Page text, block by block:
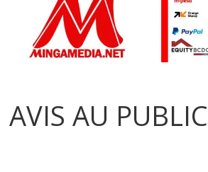
AVIS AU PUBLIC